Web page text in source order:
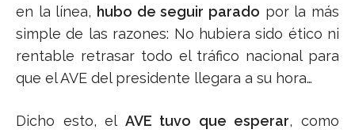
en la línea, hubo de seguir parado por la más
simple de las razones: No hubiera sido ético ni
rentable retrasar todo el tráfico nacional para
que el AVE del presidente llegara a su hora…
Dicho esto, el AVE tuvo que esperar, como